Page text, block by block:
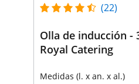
(22)
Olla de inducción -
Royal Catering
Medidas (l. x an. x al.)